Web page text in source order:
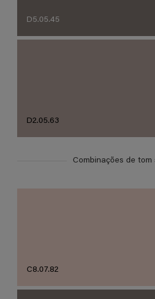
D5.05.45
D2.05.63
Combinações de tom
C8.07.82